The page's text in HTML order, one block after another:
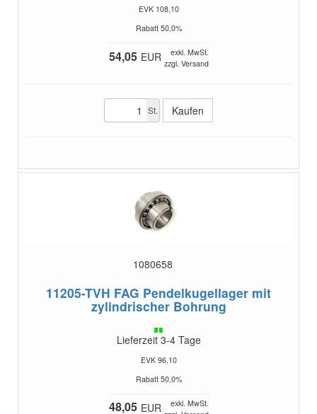
EVK 108,10
Rabatt 50,0%
54,05 EUR
exkl. MwSt.
zzgl. Versand
St.
1080658
11205-TVH FAG Pendelkugellager mit
zylindrischer Bohrung
Lieferzeit 3-4 Tage
EVK 96,10
Rabatt 50,0%
48,05 EUR
exkl. MwSt.